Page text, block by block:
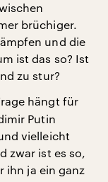
brüchiger.
und die
ist das so? Ist
zu stur?
hängt für
Putin
vielleicht
zwar ist es so,
ihn ja ein ganz